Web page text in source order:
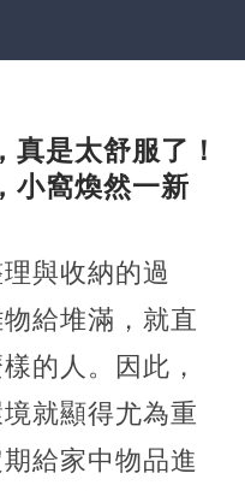
真是太舒服了！
小窩煥然一新
與收納的過
給堆滿，就直
的人。因此，
就顯得尤為重
給家中物品進